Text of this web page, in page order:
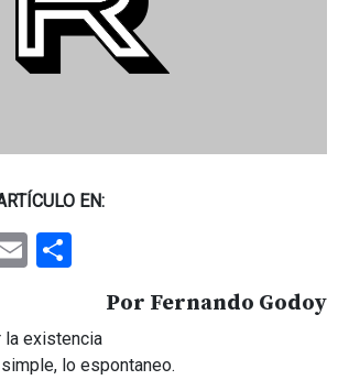
EN:
Email
Por Fernando Godoy
la existencia
lo espontaneo.